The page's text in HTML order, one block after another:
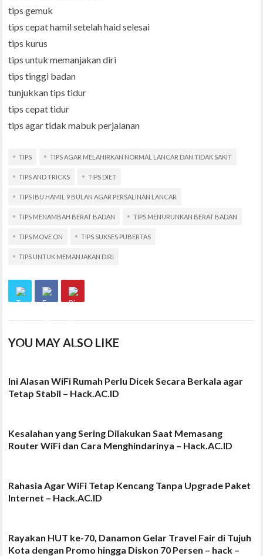
tips gemuk
tips cepat hamil setelah haid selesai
tips kurus
tips untuk memanjakan diri
tips tinggi badan
tunjukkan tips tidur
tips cepat tidur
tips agar tidak mabuk perjalanan
TIPS TIPS AGAR MELAHIRKAN NORMAL LANCAR DAN TIDAK SAKIT
TIPS AND TRICKS TIPS DIET
TIPS IBU HAMIL 9 BULAN AGAR PERSALINAN LANCAR
TIPS MENAMBAH BERAT BADAN TIPS MENURUNKAN BERAT BADAN
TIPS MOVE ON TIPS SUKSES PUBERTAS
TIPS UNTUK MEMANJAKAN DIRI
YOU MAY ALSO LIKE
Ini Alasan WiFi Rumah Perlu Dicek Secara Berkala agar
Tetap Stabil – Hack.AC.ID
Kesalahan yang Sering Dilakukan Saat Memasang
Router WiFi dan Cara Menghindarinya – Hack.AC.ID
Rahasia Agar WiFi Tetap Kencang Tanpa Upgrade Paket
Internet – Hack.AC.ID
Rayakan HUT ke-70, Danamon Gelar Travel Fair di Tujuh
Kota dengan Promo hingga Diskon 70 Persen – hack –